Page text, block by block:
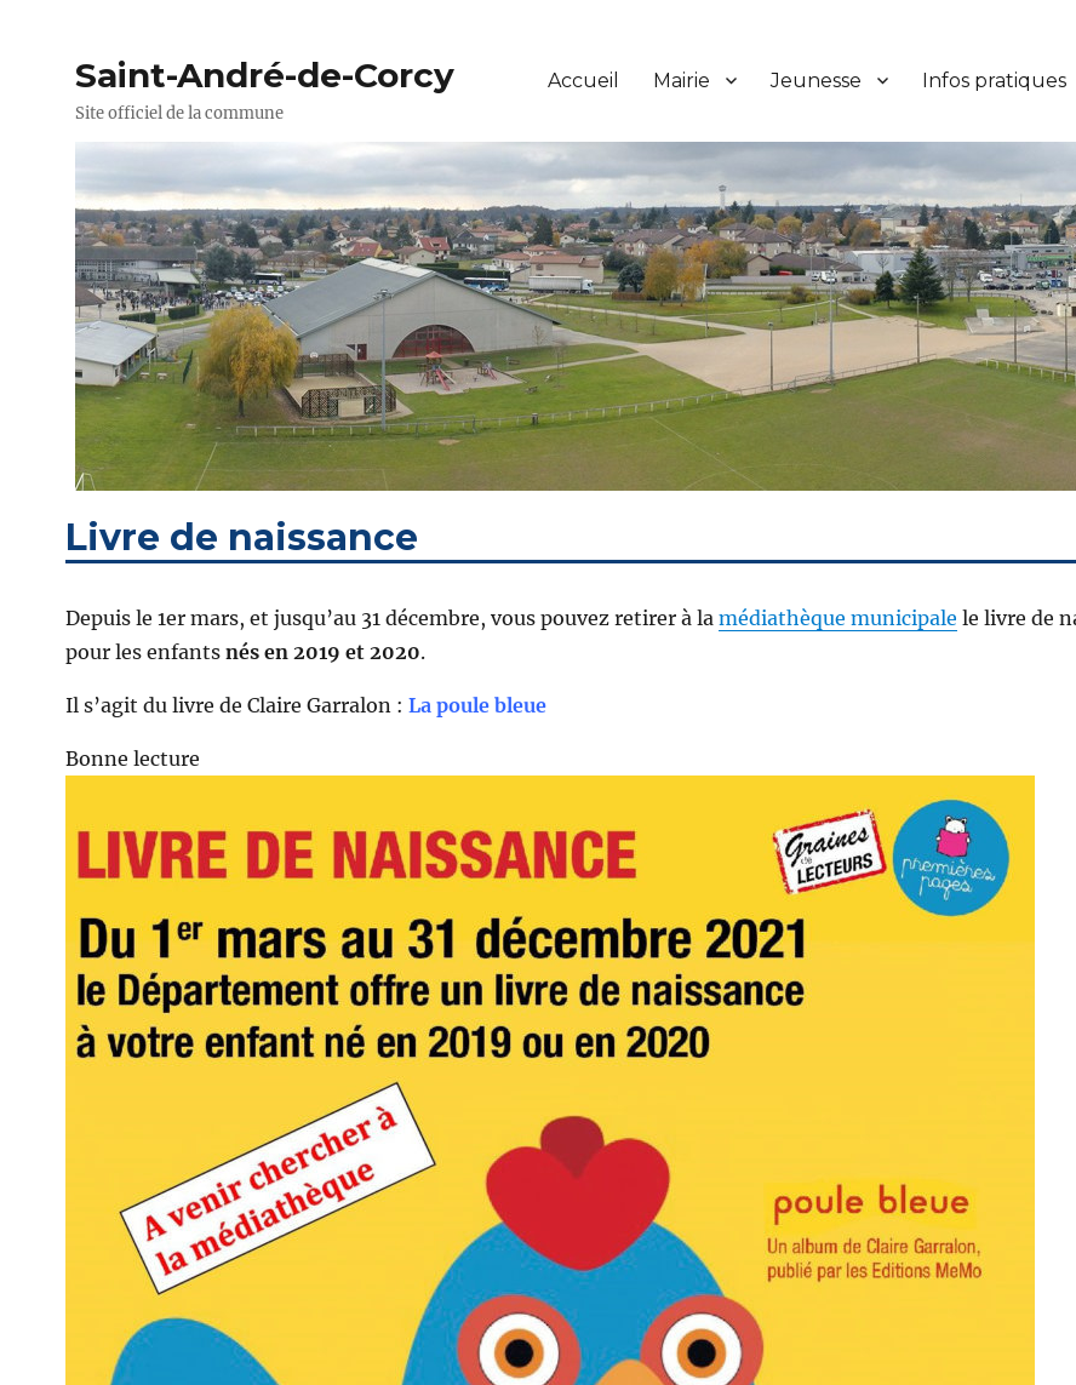
Saint-André-de-Corcy
Site officiel de la commune
Accueil Mairie Jeunesse Infos pratiques
Livre de naissance
Depuis le 1er mars, et jusqu’au 31 décembre, vous pouvez retirer à la médiathèque municipale le livre de
pour les enfants nés en 2019 et 2020.
Il s’agit du livre de Claire Garralon : La poule bleue
Bonne lecture